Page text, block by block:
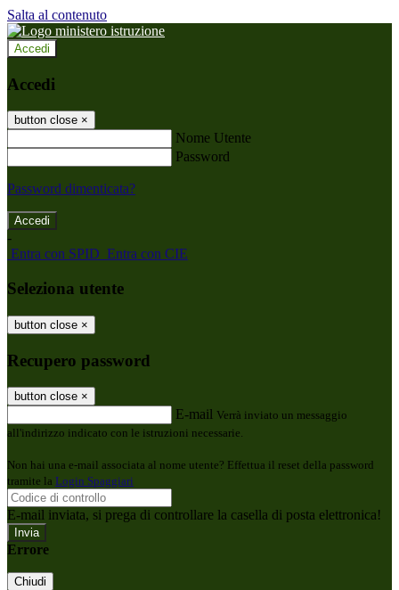
Salta al contenuto
Accedi
Accedi
button close ×
Nome Utente
Password
Password dimenticata?
-
Entra con SPID Entra con CIE
Seleziona utente
button close ×
Recupero password
button close ×
E-mail Verrà inviato un messaggio
all'indirizzo indicato con le istruzioni necessarie.
Non hai una e-mail associata al nome utente? Effettua il reset della password
tramite la Login Spaggiari
E-mail inviata, si prega di controllare la casella di posta elettronica!
Errore
Chiudi